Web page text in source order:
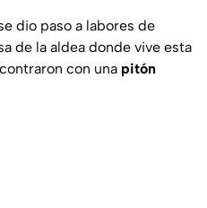
dio paso a labores de
de la aldea donde vive esta
con una pitón